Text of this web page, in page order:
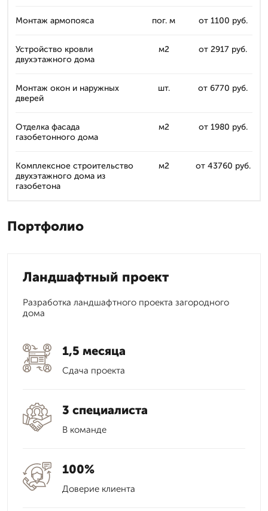
Монтаж армопояса пог. м от 1100 руб.
Устройство кровли
двухэтажного дома
м2 от 2917 руб.
Монтаж окон и наружных
дверей
шт. от 6770 руб.
Отделка фасада
газобетонного дома
м2 от 1980 руб.
Комплексное строительство
двухэтажного дома из
газобетона
м2 от 43760 руб.
Портфолио
Ландшафтный проект
Разработка ландшафтного проекта загородного
дома
1,5 месяца
Сдача проекта
3 специалиста
В команде
100%
Доверие клиента